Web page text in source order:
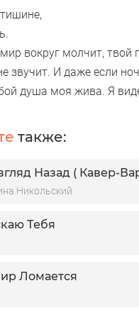
вокруг молчит, твой
звучит. И даже если
душа моя жива. Я
также:
Никольский
Тебя
Ломается